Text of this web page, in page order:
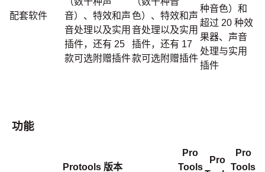
配套软件
音）、特效和声
音处理以及实用
插件，还有 25
款可选附赠插件
色）、特效和声
音处理以及实用
插件，还有 17
款可选附赠插件
种音色）和
超过 20 种效
果器、声音
处理与实用
插件
功能
Protools 版本
Pro
Tools
Pro
Pro
Tools